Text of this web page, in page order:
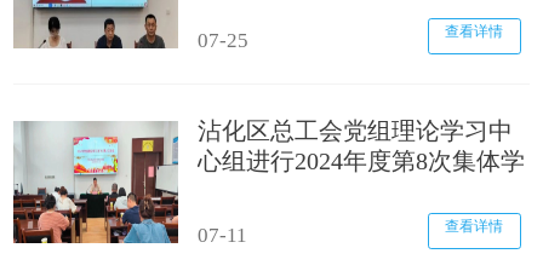
07-25 查看详情
沾化区总工会党组理论学习中
心组进行2024年度第8次集体学
07-11 查看详情